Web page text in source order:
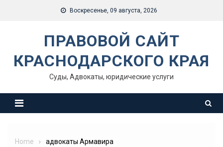
Воскресенье, 09 августа, 2026
ПРАВОВОЙ САЙТ
КРАСНОДАРСКОГО КРАЯ
Суды, Адвокаты, юридические услуги
Home адвокаты Армавира